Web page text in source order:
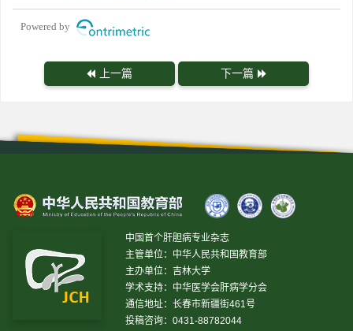
Powered by
上一篇 下一篇
中国首个肝胆病专业杂志
主管单位：中华人民共和国教育部
主办单位：吉林大学
学术支持：中华医学会肝病学分会
通信地址：长春市新疆街461号
投稿咨询：0431-88782044